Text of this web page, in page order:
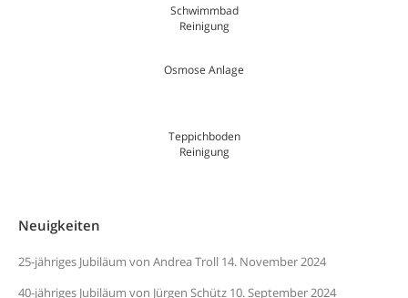
Schwimmbad
Reinigung
Osmose Anlage
Teppichboden
Reinigung
Neuigkeiten
25-jähriges Jubiläum von Andrea Troll 14. November 2024
40-jähriges Jubiläum von Jürgen Schütz 10. September 2024